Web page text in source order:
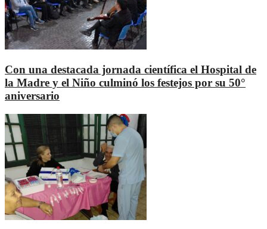
Con una destacada jornada científica el Hospital de
la Madre y el Niño culminó los festejos por su 50°
aniversario